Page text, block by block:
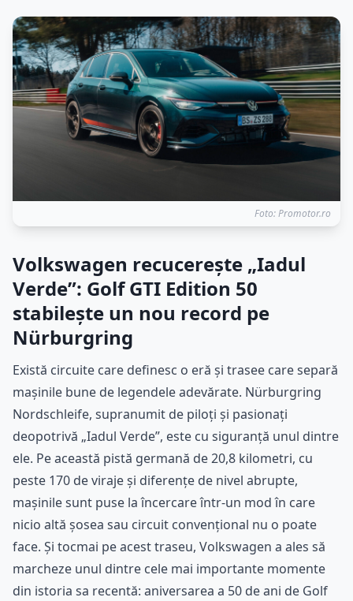
Foto: Promotor.ro
Volkswagen recucerește „Iadul
Verde”: Golf GTI Edition 50
stabilește un nou record pe
Nürburgring
Există circuite care definesc o eră și trasee care separă
mașinile bune de legendele adevărate. Nürburgring
Nordschleife, supranumit de piloți și pasionați
deopotrivă „Iadul Verde”, este cu siguranță unul dintre
ele. Pe această pistă germană de 20,8 kilometri, cu
peste 170 de viraje și diferențe de nivel abrupte,
mașinile sunt puse la încercare într-un mod în care
nicio altă șosea sau circuit convențional nu o poate
face. Și tocmai pe acest traseu, Volkswagen a ales să
marcheze unul dintre cele mai importante momente
din istoria sa recentă: aniversarea a 50 de ani de Golf